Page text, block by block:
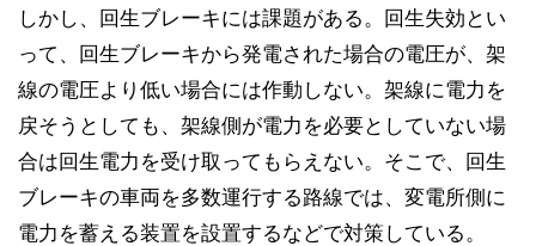
しかし、回生ブレーキには課題がある。回生失効とい
って、回生ブレーキから発電された場合の電圧が、架
線の電圧より低い場合には作動しない。架線に電力を
戻そうとしても、架線側が電力を必要としていない場
合は回生電力を受け取ってもらえない。そこで、回生
ブレーキの車両を多数運行する路線では、変電所側に
電力を蓄える装置を設置するなどで対策している。